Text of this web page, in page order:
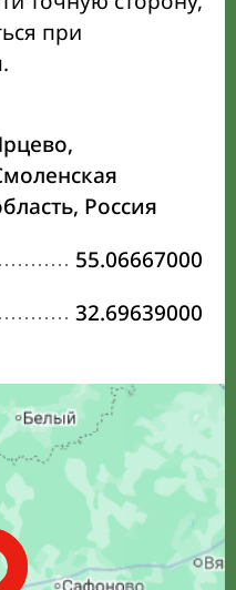
при
Россия
55.06667000
32.69639000